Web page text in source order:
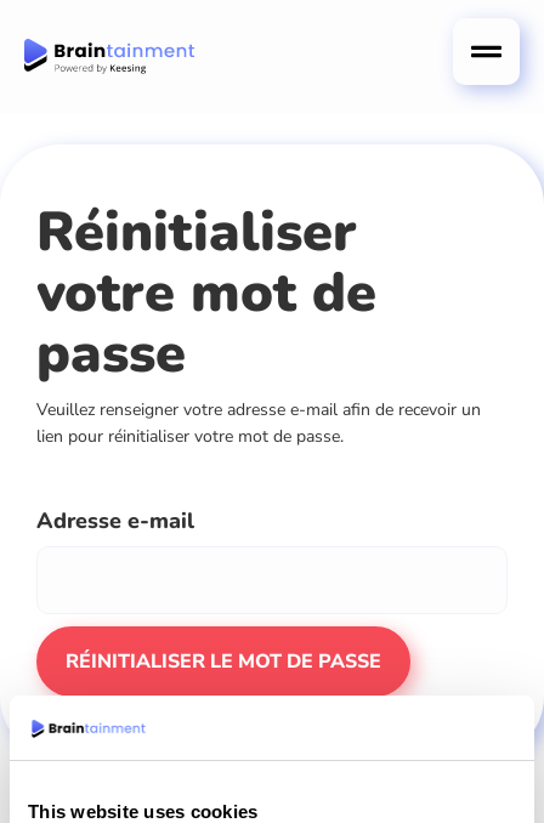
This website uses cookies
Réinitialiser
votre mot de
passe
Veuillez renseigner votre adresse e-mail afin de recevoir un
lien pour réinitialiser votre mot de passe.
Adresse e-mail